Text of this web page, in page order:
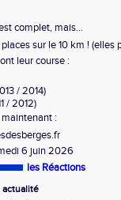
complet, mais…
sur le 10 km ! (elles
leur course :
/ 2014)
/ 2012)
:
6 juin 2026
les Réactions
actualité